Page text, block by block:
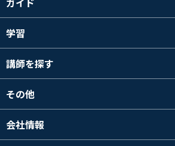
学習
講師を探す
その他
会社情報